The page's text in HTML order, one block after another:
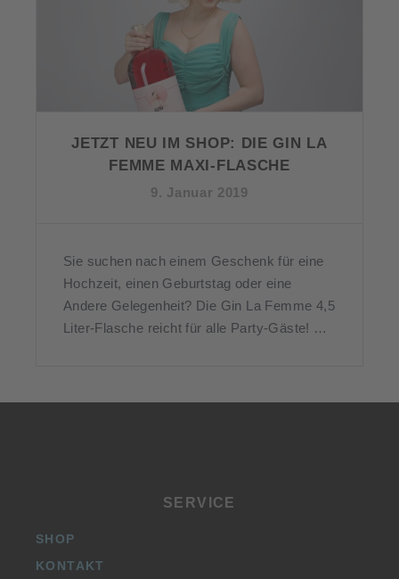
JETZT NEU IM SHOP: DIE GIN LA
FEMME MAXI-FLASCHE
9. Januar 2019
Sie suchen nach einem Geschenk für eine
Hochzeit, einen Geburtstag oder eine
Andere Gelegenheit? Die Gin La Femme 4,5
Liter-Flasche reicht für alle Party-Gäste! …
SERVICE
SHOP
KONTAKT